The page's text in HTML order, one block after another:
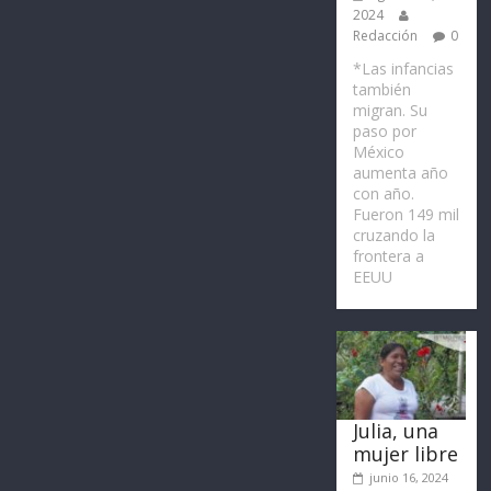
2024
Redacción
0
*Las infancias
también
migran. Su
paso por
México
aumenta año
con año.
Fueron 149 mil
cruzando la
frontera a
EEUU
Julia, una
mujer libre
junio 16, 2024